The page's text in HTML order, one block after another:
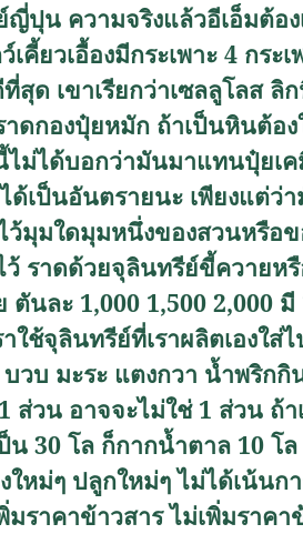
ญี่ปุน ความจริงแล้วอีเอ็มต้อ
วเอื้องมีกระเพาะ 4 กระเ
เขาเรียกว่าเซลลูโลส ลิ
กองปุ๋ยหมัก ถ้าเป็นหินต้อง
ม่ได้บอกว่ามันมาแทนปุ๋ยเค
ด้เป็นอันตรายนะ เพียงแต่ว่
มุมใดมุมหนึ่งของสวนหรือข
ราดด้วยจุลินทรีย์ขี้ควายห
ตันละ 1,000 1,500 2,000 มี
ช้จุลินทรีย์ที่เราผลิตเองใส่
บ มะระ แตงกวา น้ำพริกกิ
วน อาจจะไม่ใช่ 1 ส่วน ถ้
30 โล ก็กากน้ำตาล 10 โ
ใหม่ๆ ปลูกใหม่ๆ ไม่ได้เน้น
ราคาข้าวสาร ไม่เพิ่มราคา